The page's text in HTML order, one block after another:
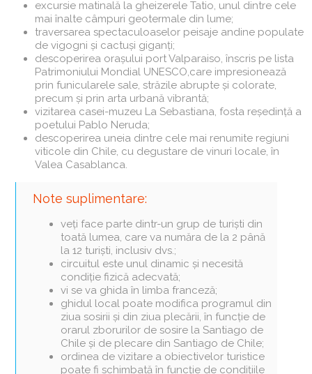
excursie matinală la gheizerele Tatio, unul dintre cele
mai înalte câmpuri geotermale din lume;
traversarea spectaculoaselor peisaje andine populate
de vigogni și cactuși giganți;
descoperirea orașului port Valparaiso, înscris pe lista
Patrimoniului Mondial UNESCO,care impresionează
prin funicularele sale, străzile abrupte și colorate,
precum și prin arta urbană vibrantă;
vizitarea casei-muzeu La Sebastiana, fosta reședință a
poetului Pablo Neruda;
descoperirea uneia dintre cele mai renumite regiuni
viticole din Chile, cu degustare de vinuri locale, în
Valea Casablanca.
Note suplimentare:
veți face parte dintr-un grup de turiști din
toată lumea, care va număra de la 2 până
la 12 turiști, inclusiv dvs.;
circuitul este unul dinamic și necesită
condiție fizică adecvată;
vi se va ghida în limba franceză;
ghidul local poate modifica programul din
ziua sosirii și din ziua plecării, în funcție de
orarul zborurilor de sosire la Santiago de
Chile și de plecare din Santiago de Chile;
ordinea de vizitare a obiectivelor turistice
poate fi schimbată în funcție de condițiile